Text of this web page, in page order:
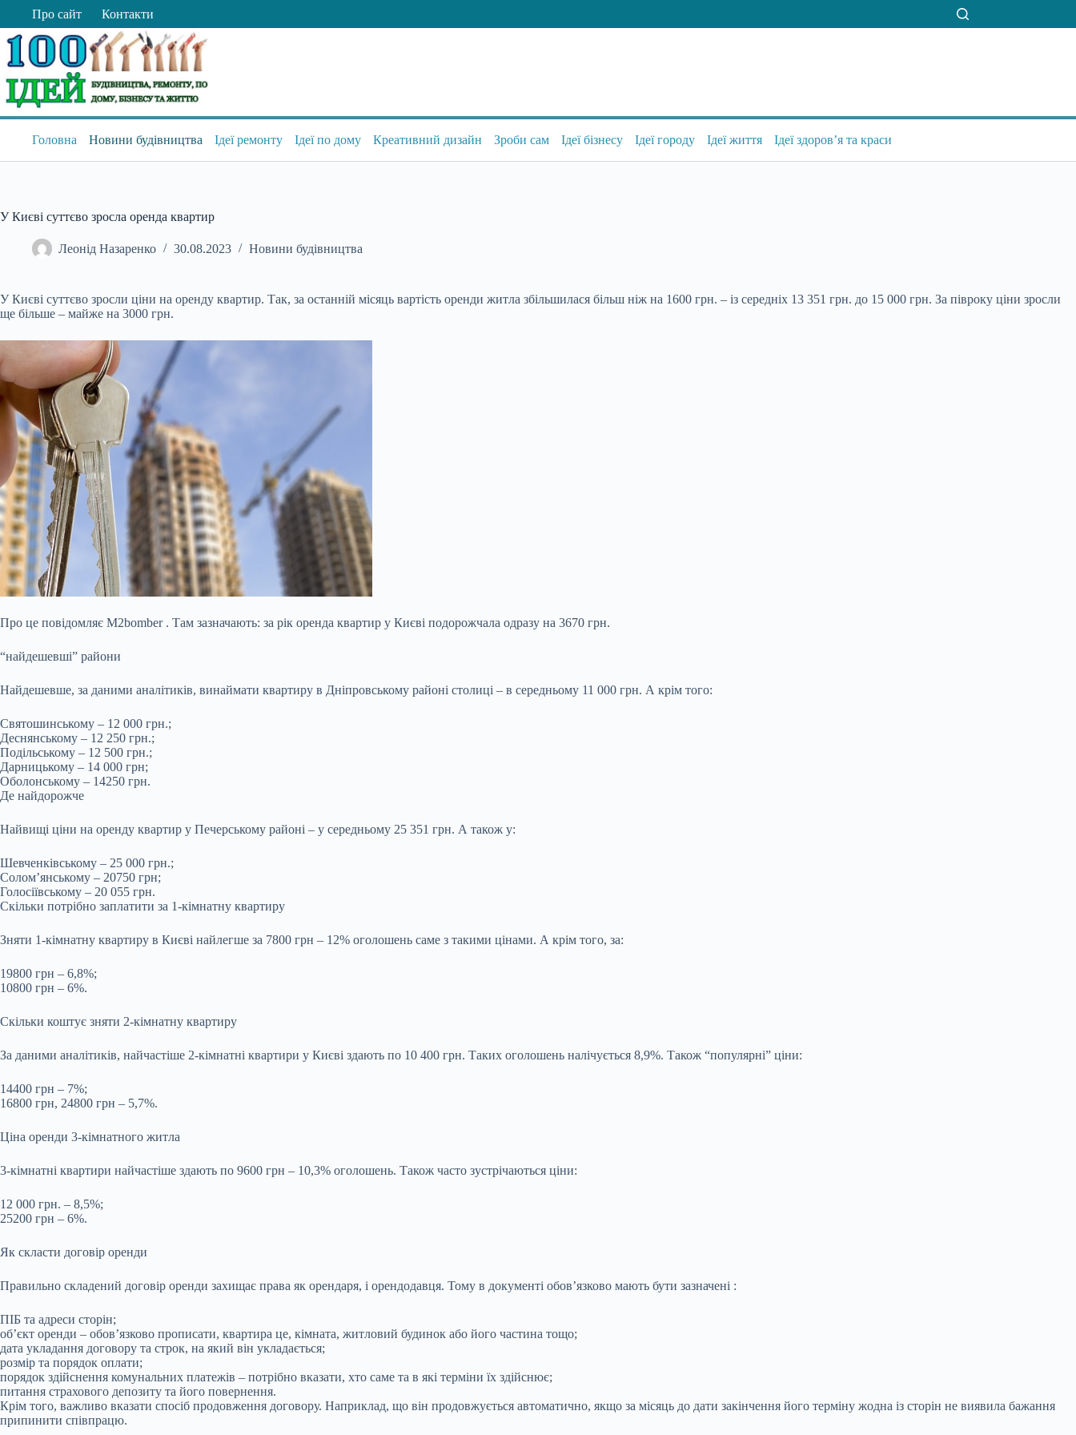
вмісту
Про сайт Контакти
Головна Новини будівництва Ідеї ремонту Ідеї по дому Креативний дизайн Зроби сам Ідеї бізнесу Ідеї городу Ідеї життя Ідеї здоров’я та краси
У Києві суттєво зросла оренда квартир
Леонід Назаренко 30.08.2023 Новини будівництва
У Києві суттєво зросли ціни на оренду квартир. Так, за останній місяць вартість оренди житла збільшилася більш ніж на 1600 грн. – із середніх 13 351 грн. до 15 000 грн. За півроку ціни зросли
ще більше – майже на 3000 грн.
Про це повідомляє M2bomber . Там зазначають: за рік оренда квартир у Києві подорожчала одразу на 3670 грн.
“найдешевші” райони
Найдешевше, за даними аналітиків, винаймати квартиру в Дніпровському районі столиці – в середньому 11 000 грн. А крім того:
Святошинському – 12 000 грн.;
Деснянському – 12 250 грн.;
Подільському – 12 500 грн.;
Дарницькому – 14 000 грн;
Оболонському – 14250 грн.
Де найдорожче
Найвищі ціни на оренду квартир у Печерському районі – у середньому 25 351 грн. А також у:
Шевченківському – 25 000 грн.;
Солом’янському – 20750 грн;
Голосіївському – 20 055 грн.
Скільки потрібно заплатити за 1-кімнатну квартиру
Зняти 1-кімнатну квартиру в Києві найлегше за 7800 грн – 12% оголошень саме з такими цінами. А крім того, за:
19800 грн – 6,8%;
10800 грн – 6%.
Скільки коштує зняти 2-кімнатну квартиру
За даними аналітиків, найчастіше 2-кімнатні квартири у Києві здають по 10 400 грн. Таких оголошень налічується 8,9%. Також “популярні” ціни:
14400 грн – 7%;
16800 грн, 24800 грн – 5,7%.
Ціна оренди 3-кімнатного житла
3-кімнатні квартири найчастіше здають по 9600 грн – 10,3% оголошень. Також часто зустрічаються ціни:
12 000 грн. – 8,5%;
25200 грн – 6%.
Як скласти договір оренди
Правильно складений договір оренди захищає права як орендаря, і орендодавця. Тому в документі обов’язково мають бути зазначені :
ПІБ та адреси сторін;
об’єкт оренди – обов’язково прописати, квартира це, кімната, житловий будинок або його частина тощо;
дата укладання договору та строк, на який він укладається;
розмір та порядок оплати;
порядок здійснення комунальних платежів – потрібно вказати, хто саме та в які терміни їх здійснює;
питання страхового депозиту та його повернення.
Крім того, важливо вказати спосіб продовження договору. Наприклад, що він продовжується автоматично, якщо за місяць до дати закінчення його терміну жодна із сторін не виявила бажання
припинити співпрацю.